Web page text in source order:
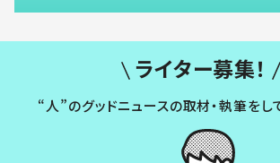
ライター募集！
“人”のグッドニュースの取材・執筆をし